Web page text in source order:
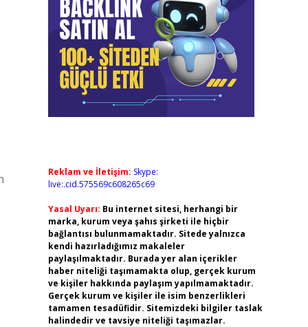
Reklam ve İletişim: Skype:
live:.cid.575569c608265c69
Yasal Uyarı: Bu internet sitesi, herhangi bir
marka, kurum veya şahıs şirketi ile hiçbir
bağlantısı bulunmamaktadır. Sitede yalnızca
kendi hazırladığımız makaleler
paylaşılmaktadır. Burada yer alan içerikler
haber niteliği taşımamakta olup, gerçek kurum
ve kişiler hakkında paylaşım yapılmamaktadır.
Gerçek kurum ve kişiler ile isim benzerlikleri
tamamen tesadüfidir. Sitemizdeki bilgiler taslak
halindedir ve tavsiye niteliği taşımazlar.